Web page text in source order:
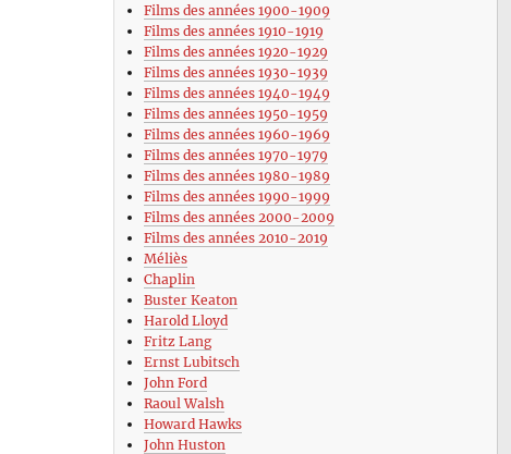
Films des années 1900-1909
Films des années 1910-1919
Films des années 1920-1929
Films des années 1930-1939
Films des années 1940-1949
Films des années 1950-1959
Films des années 1960-1969
Films des années 1970-1979
Films des années 1980-1989
Films des années 1990-1999
Films des années 2000-2009
Films des années 2010-2019
Méliès
Chaplin
Buster Keaton
Harold Lloyd
Fritz Lang
Ernst Lubitsch
John Ford
Raoul Walsh
Howard Hawks
John Huston